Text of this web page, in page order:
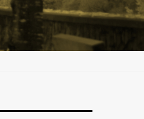
búsqueda